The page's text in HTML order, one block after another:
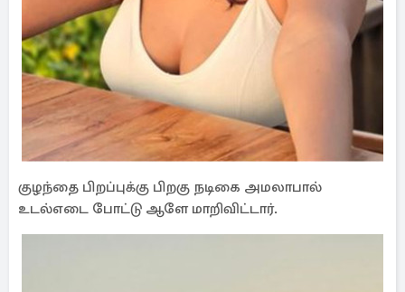
குழந்தை பிறப்புக்கு பிறகு நடிகை அமலாபால்
உடல்எடை போட்டு ஆளே மாறிவிட்டார்.